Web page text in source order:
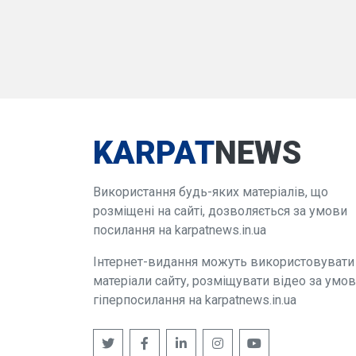
KARPATNEWS
Використання будь-яких матеріалів, що
розміщені на сайті, дозволяється за умови
посилання на karpatnews.in.ua
Інтернет-видання можуть використовувати
матеріали сайту, розміщувати відео за
гіперпосилання на karpatnews.in.ua